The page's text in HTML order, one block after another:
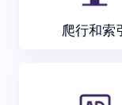
爬行和索